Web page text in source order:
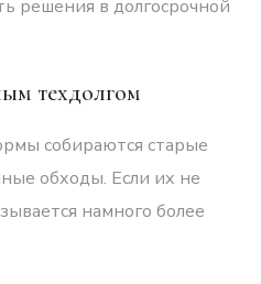
решения в долгосрочной
техдолгом
собираются старые
обходы. Если их не
намного более